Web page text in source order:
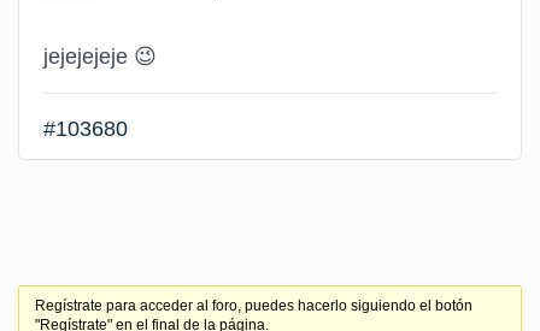
jejejejeje 😉
#103680
Regístrate para acceder al foro, puedes hacerlo siguiendo el botón
"Regístrate" en el final de la página.